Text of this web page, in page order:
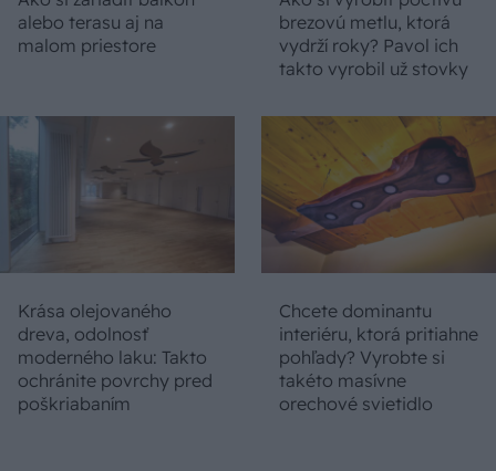
alebo terasu aj na
malom priestore
brezovú metlu, ktorá
vydrží roky? Pavol ich
takto vyrobil už stovky
Krása olejovaného
dreva, odolnosť
moderného laku: Takto
ochránite povrchy pred
poškriabaním
Chcete dominantu
interiéru, ktorá pritiahne
pohľady? Vyrobte si
takéto masívne
orechové svietidlo